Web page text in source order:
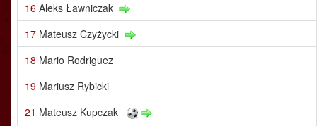
16 Aleks Ławniczak
17 Mateusz Czyżycki
18 Mario Rodriguez
19 Mariusz Rybicki
21 Mateusz Kupczak